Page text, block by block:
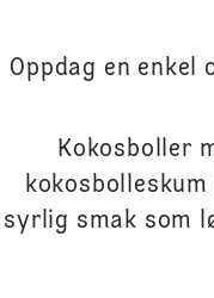
Oppdag en
Kokosboller
syrlig smak som